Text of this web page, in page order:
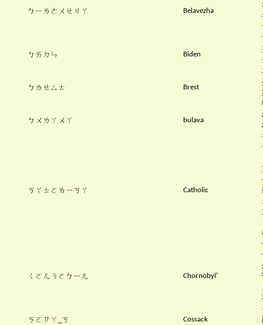
ㄅㄧㄌㄜㄨㄝㄐㄚ Belavezha
ㄅㄞㄉㄣ
Biden
ㄅㄌㄝㄙㄊ Brest
ㄅㄨㄌㄚㄨㄚ
bulava
ㄎㄚㄊㄛㄌㄧㄎㄚ Catholic
ㄑㄛㄦㄋㄛㄅㄧㄦ Chornobylʹ
ㄎㄛㄗㄚ ㄎ Cossack